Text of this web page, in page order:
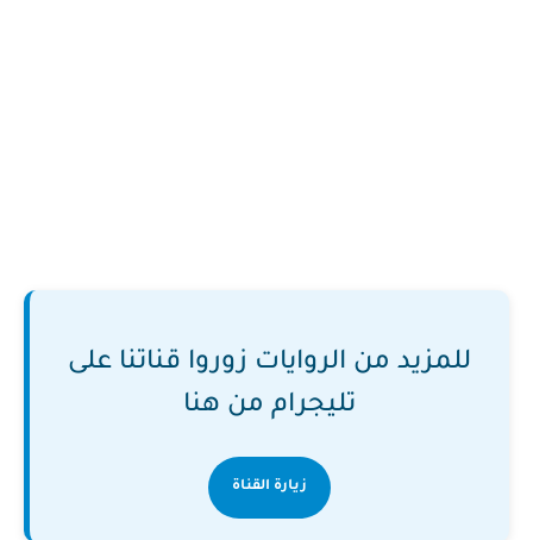
للمزيد من الروايات زوروا قناتنا على
تليجرام من هنا
زيارة القناة